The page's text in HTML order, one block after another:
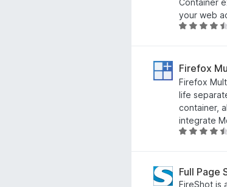
.
1
Container
your web
5
점
에
4
.
5
점
Firefox
Firefox
life
container,
integrate
5
점
에
Full Page
FireShot is